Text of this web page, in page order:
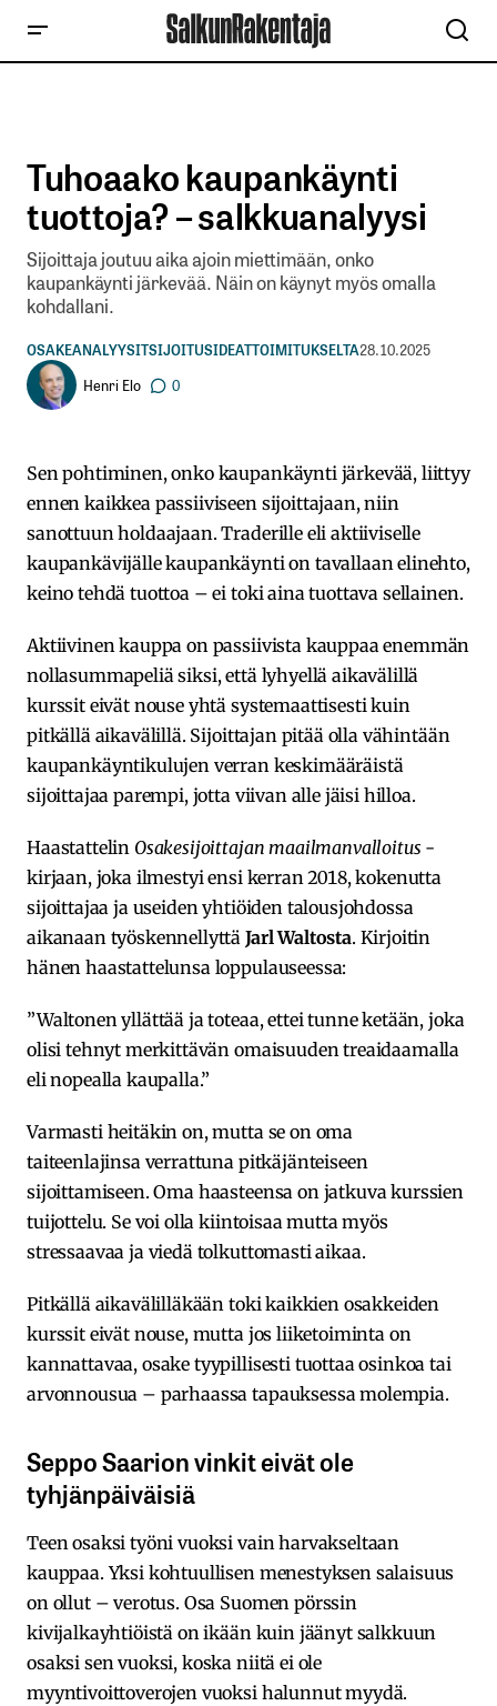
Tuhoaako kaupankäynti
tuottoja? – salkkuanalyysi
Sijoittaja joutuu aika ajoin miettimään, onko
kaupankäynti järkevää. Näin on käynyt myös omalla
kohdallani.
OSAKEANALYYSITSIJOITUSIDEATTOIMITUKSELTA28.10.2025
Henri Elo
0
Sen pohtiminen, onko kaupankäynti järkevää, liittyy
ennen kaikkea passiiviseen sijoittajaan, niin
sanottuun holdaajaan. Traderille eli aktiiviselle
kaupankävijälle kaupankäynti on tavallaan elinehto,
keino tehdä tuottoa – ei toki aina tuottava sellainen.
Aktiivinen kauppa on passiivista kauppaa enemmän
nollasummapeliä siksi, että lyhyellä aikavälillä
kurssit eivät nouse yhtä systemaattisesti kuin
pitkällä aikavälillä. Sijoittajan pitää olla vähintään
kaupankäyntikulujen verran keskimääräistä
sijoittajaa parempi, jotta viivan alle jäisi hilloa.
Haastattelin Osakesijoittajan maailmanvalloitus-
kirjaan, joka ilmestyi ensi kerran 2018, kokenutta
sijoittajaa ja useiden yhtiöiden talousjohdossa
aikanaan työskennellyttä Jarl Waltosta. Kirjoitin
hänen haastattelunsa loppulauseessa:
”Waltonen yllättää ja toteaa, ettei tunne ketään, joka
olisi tehnyt merkittävän omaisuuden treaidaamalla
eli nopealla kaupalla.”
Varmasti heitäkin on, mutta se on oma
taiteenlajinsa verrattuna pitkäjänteiseen
sijoittamiseen. Oma haasteensa on jatkuva kurssien
tuijottelu. Se voi olla kiintoisaa mutta myös
stressaavaa ja viedä tolkuttomasti aikaa.
Pitkällä aikavälilläkään toki kaikkien osakkeiden
kurssit eivät nouse, mutta jos liiketoiminta on
kannattavaa, osake tyypillisesti tuottaa osinkoa tai
arvonnousua – parhaassa tapauksessa molempia.
Seppo Saarion vinkit eivät ole
tyhjänpäiväisiä
Teen osaksi työni vuoksi vain harvakseltaan
kauppaa. Yksi kohtuullisen menestyksen salaisuus
on ollut – verotus. Osa Suomen pörssin
kivijalkayhtiöistä on ikään kuin jäänyt salkkuun
osaksi sen vuoksi, koska niitä ei ole
myyntivoittoverojen vuoksi halunnut myydä.